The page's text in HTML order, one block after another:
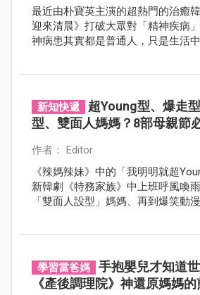
最近由朴寶英主演的超熱門的治癒
迎來清晨》打破大眾對「精神疾病
神病患其實都是普通人，只是生活
新知快遞
超Young型、爆走
型、雙面人媽媽？8部母親節
作者： Editor
《辣媽辣妹》中的「我明明就超
新韓劇《特務家族》中上班呼風喚
「雙面人設型」媽媽、再到爆笑動
學習當爸媽
手抱嬰兒才知道
《產後調理院》神還原媽媽